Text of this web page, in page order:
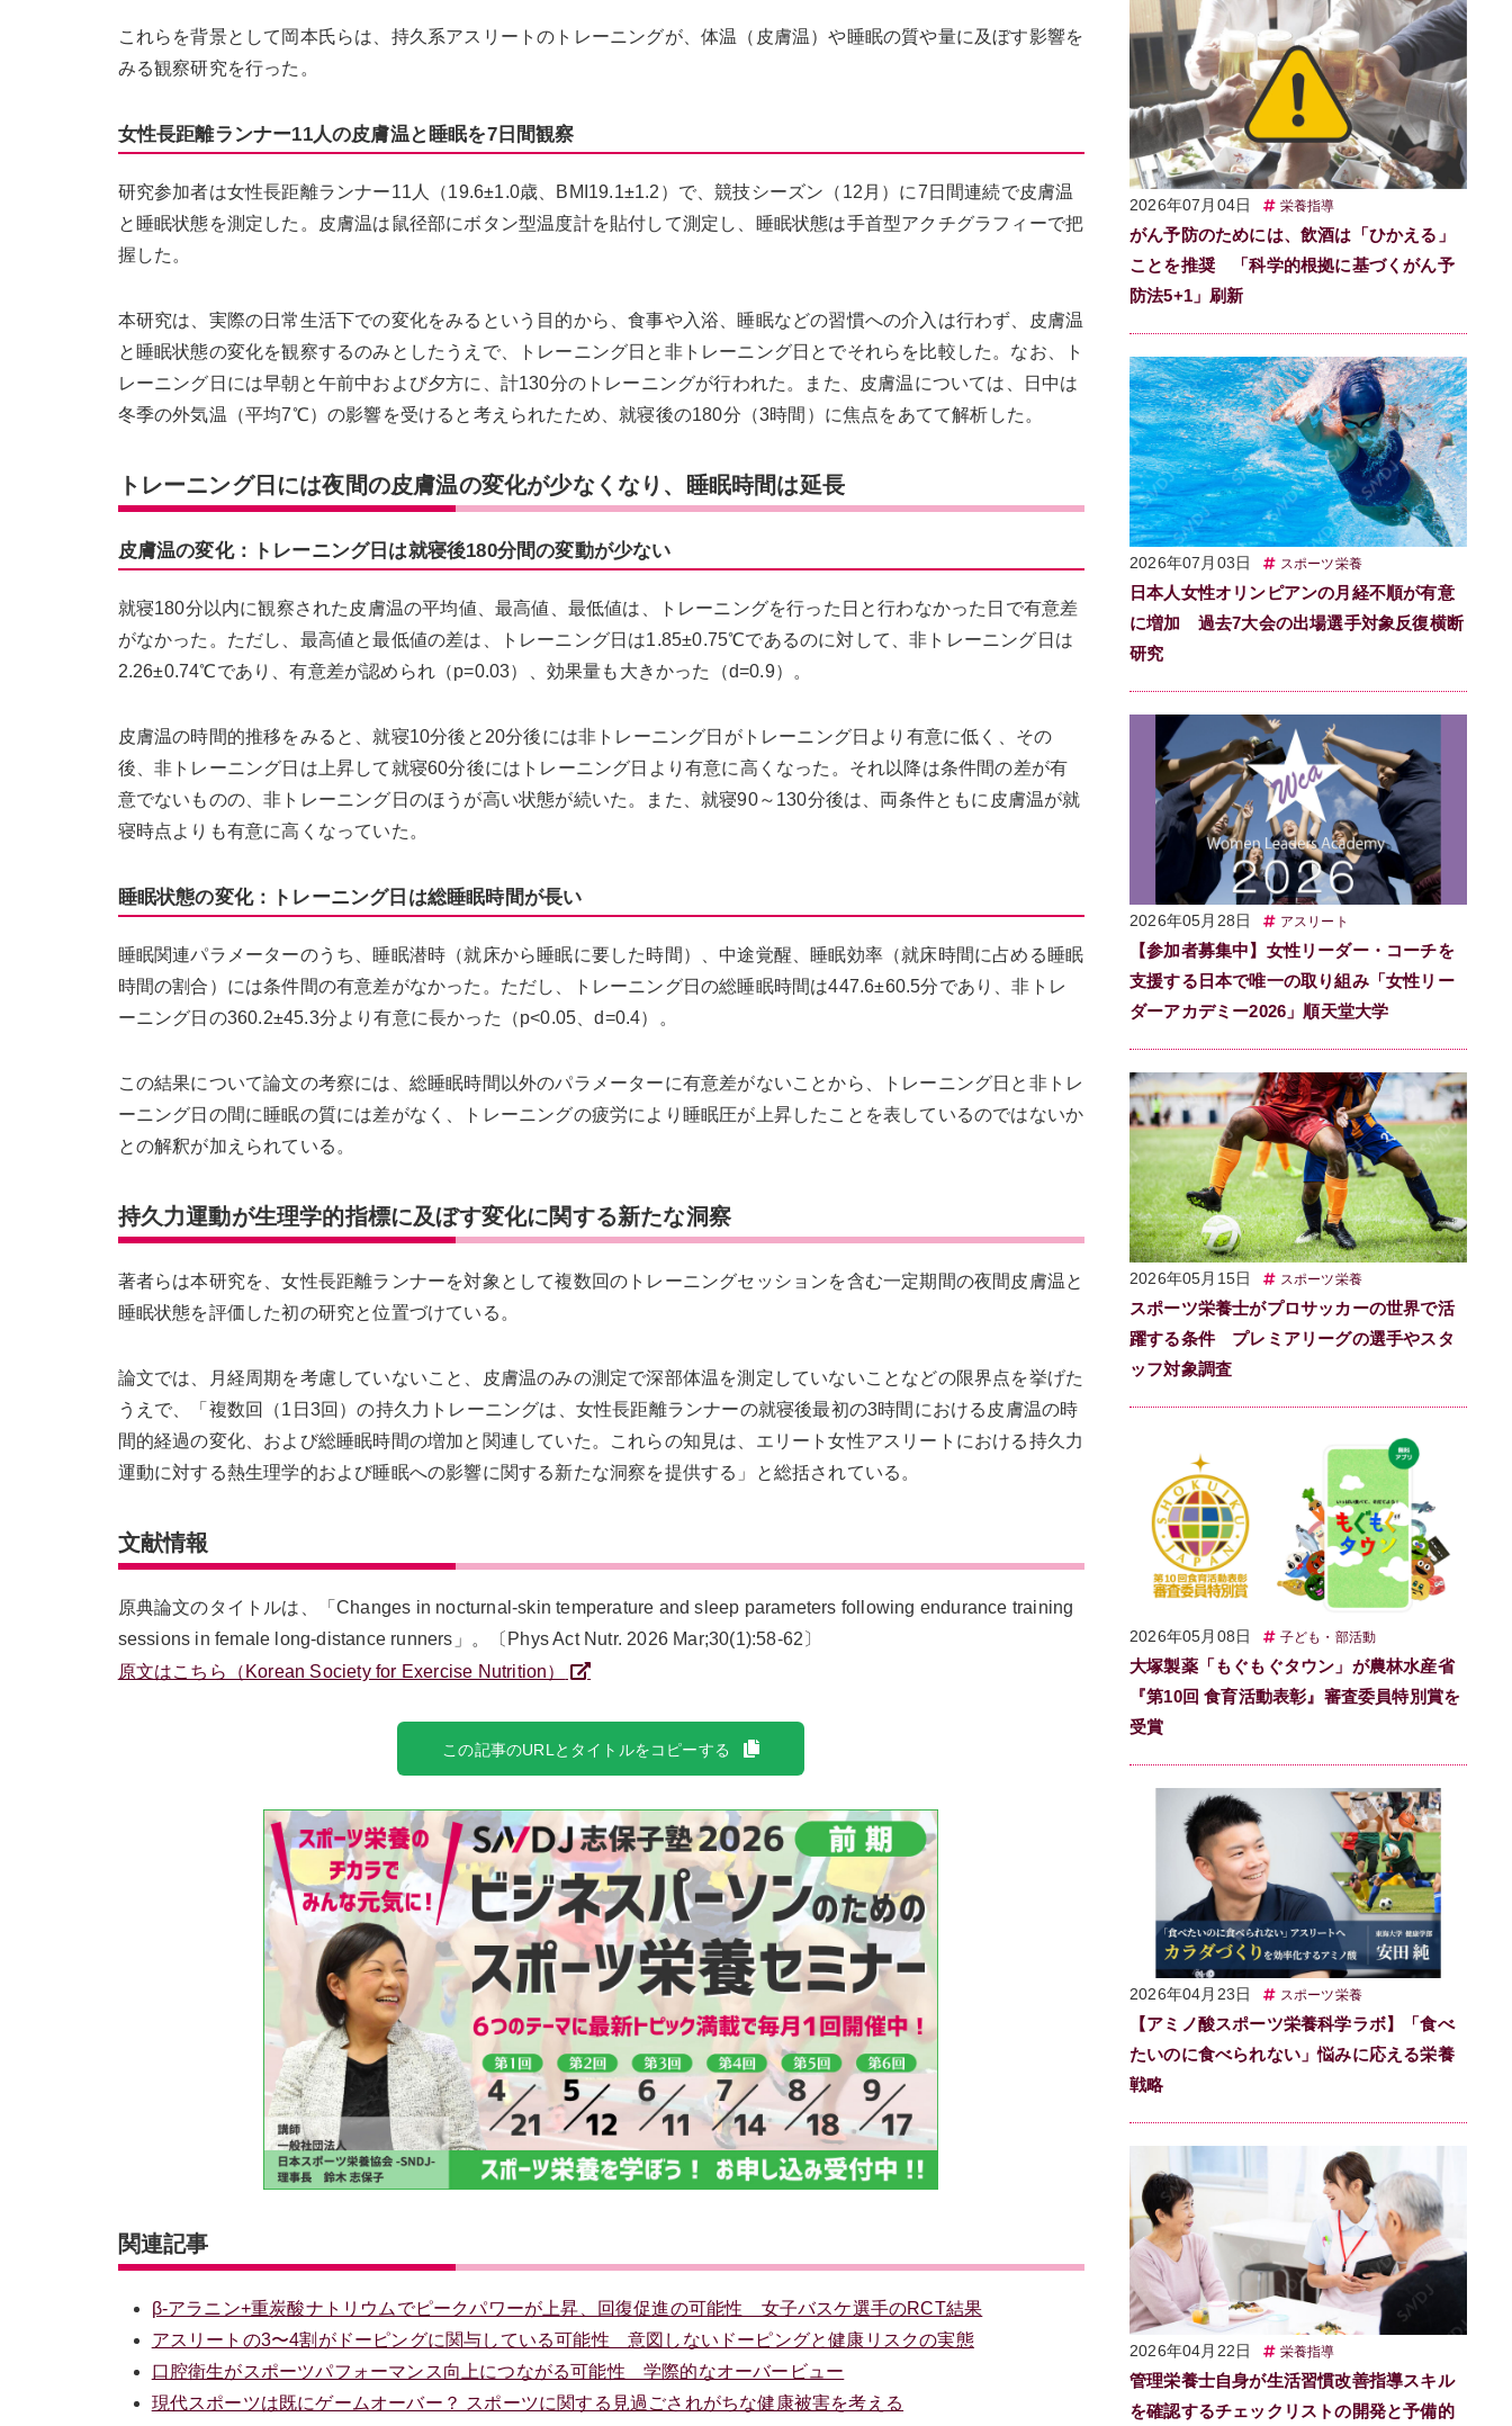
これらを背景として岡本氏らは、持久系アスリートのトレーニングが、体温（皮膚温）や睡眠の質や量に及ぼす影響を
みる観察研究を行った。
女性長距離ランナー11人の皮膚温と睡眠を7日間観察
研究参加者は女性長距離ランナー11人（19.6±1.0歳、BMI19.1±1.2）で、競技シーズン（12月）に7日間連続で皮膚温
と睡眠状態を測定した。皮膚温は鼠径部にボタン型温度計を貼付して測定し、睡眠状態は手首型アクチグラフィーで把
握した。
本研究は、実際の日常生活下での変化をみるという目的から、食事や入浴、睡眠などの習慣への介入は行わず、皮膚温
と睡眠状態の変化を観察するのみとしたうえで、トレーニング日と非トレーニング日とでそれらを比較した。なお、ト
レーニング日には早朝と午前中および夕方に、計130分のトレーニングが行われた。また、皮膚温については、日中は
冬季の外気温（平均7℃）の影響を受けると考えられたため、就寝後の180分（3時間）に焦点をあてて解析した。
トレーニング日には夜間の皮膚温の変化が少なくなり、睡眠時間は延長
皮膚温の変化：トレーニング日は就寝後180分間の変動が少ない
就寝180分以内に観察された皮膚温の平均値、最高値、最低値は、トレーニングを行った日と行わなかった日で有意差
がなかった。ただし、最高値と最低値の差は、トレーニング日は1.85±0.75℃であるのに対して、非トレーニング日は
2.26±0.74℃であり、有意差が認められ（p=0.03）、効果量も大きかった（d=0.9）。
皮膚温の時間的推移をみると、就寝10分後と20分後には非トレーニング日がトレーニング日より有意に低く、その
後、非トレーニング日は上昇して就寝60分後にはトレーニング日より有意に高くなった。それ以降は条件間の差が有
意でないものの、非トレーニング日のほうが高い状態が続いた。また、就寝90～130分後は、両条件ともに皮膚温が就
寝時点よりも有意に高くなっていた。
睡眠状態の変化：トレーニング日は総睡眠時間が長い
睡眠関連パラメーターのうち、睡眠潜時（就床から睡眠に要した時間）、中途覚醒、睡眠効率（就床時間に占める睡眠
時間の割合）には条件間の有意差がなかった。ただし、トレーニング日の総睡眠時間は447.6±60.5分であり、非トレ
ーニング日の360.2±45.3分より有意に長かった（p<0.05、d=0.4）。
この結果について論文の考察には、総睡眠時間以外のパラメーターに有意差がないことから、トレーニング日と非トレ
ーニング日の間に睡眠の質には差がなく、トレーニングの疲労により睡眠圧が上昇したことを表しているのではないか
との解釈が加えられている。
持久力運動が生理学的指標に及ぼす変化に関する新たな洞察
著者らは本研究を、女性長距離ランナーを対象として複数回のトレーニングセッションを含む一定期間の夜間皮膚温と
睡眠状態を評価した初の研究と位置づけている。
論文では、月経周期を考慮していないこと、皮膚温のみの測定で深部体温を測定していないことなどの限界点を挙げた
うえで、「複数回（1日3回）の持久力トレーニングは、女性長距離ランナーの就寝後最初の3時間における皮膚温の時
間的経過の変化、および総睡眠時間の増加と関連していた。これらの知見は、エリート女性アスリートにおける持久力
運動に対する熱生理学的および睡眠への影響に関する新たな洞察を提供する」と総括されている。
文献情報
原典論文のタイトルは、「Changes in nocturnal-skin temperature and sleep parameters following endurance training
sessions in female long-distance runners」。〔Phys Act Nutr. 2026 Mar;30(1):58-62〕
原文はこちら（Korean Society for Exercise Nutrition）
この記事のURLとタイトルをコピーする
関連記事
β-アラニン+重炭酸ナトリウムでピークパワーが上昇、回復促進の可能性 女子バスケ選手のRCT結果
アスリートの3〜4割がドーピングに関与している可能性 意図しないドーピングと健康リスクの実態
口腔衛生がスポーツパフォーマンス向上につながる可能性 学際的なオーバービュー
現代スポーツは既にゲームオーバー？ スポーツに関する見過ごされがちな健康被害を考える
2026年07月04日 栄養指導
がん予防のためには、飲酒は「ひかえる」
ことを推奨 「科学的根拠に基づくがん予
防法5+1」刷新
2026年07月03日 スポーツ栄養
日本人女性オリンピアンの月経不順が有意
に増加 過去7大会の出場選手対象反復横断
研究
2026年05月28日 アスリート
【参加者募集中】女性リーダー・コーチを
支援する日本で唯一の取り組み「女性リー
ダーアカデミー2026」順天堂大学
2026年05月15日 スポーツ栄養
スポーツ栄養士がプロサッカーの世界で活
躍する条件 プレミアリーグの選手やスタ
ッフ対象調査
2026年05月08日 子ども・部活動
大塚製薬「もぐもぐタウン」が農林水産省
『第10回 食育活動表彰』審査委員特別賞を
受賞
2026年04月23日 スポーツ栄養
【アミノ酸スポーツ栄養科学ラボ】「食べ
たいのに食べられない」悩みに応える栄養
戦略
2026年04月22日 栄養指導
管理栄養士自身が生活習慣改善指導スキル
を確認するチェックリストの開発と予備的